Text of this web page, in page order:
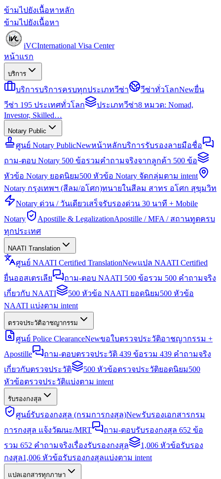
ข้ามไปยังเนื้อหาหลัก
ข้ามไปยังเนื้อหา
iVCInternational Visa Center
หน้าแรก
บริการ
บริการบริการครบทุกประเภทวีซ่า วีซ่าทั่วโลกNewยื่น
วีซ่า 195 ประเทศทั่วโลก
ประเภทวีซ่า8 หมวด: Nomad,
Investor, Skilled…
Notary Public
ศูนย์ Notary PublicNewหน้าหลักบริการรับรองลายมือชื่อ
ถาม-ตอบ Notary 500 ข้อรวมคำถามจริงจากลูกค้า 500 ข้อ
หัวข้อ Notary ยอดนิยม500 หัวข้อ Notary จัดกลุ่มตาม intent
Notary กรุงเทพฯ (สีลม/อโศก)ทนายในสีลม สาทร อโศก สุขุมวิท
Notary ด่วน / วันเดียวเสร็จรับรองด่วน 30 นาที + Mobile
Notary
Apostille & LegalizationApostille / MFA / สถานทูตครบ
ทุกประเทศ
NAATI Translation
ศูนย์ NAATI Certified TranslationNewแปล NAATI Certified
ยื่นออสเตรเลีย
ถาม-ตอบ NAATI 500 ข้อรวม 500 คำถามจริง
เกี่ยวกับ NAATI
500 หัวข้อ NAATI ยอดนิยม500 หัวข้อ
NAATI แบ่งตาม intent
ตรวจประวัติอาชญากรรม
ศูนย์ Police ClearanceNewขอใบตรวจประวัติอาชญากรรม +
Apostille
ถาม-ตอบตรวจประวัติ 439 ข้อรวม 439 คำถามจริง
เกี่ยวกับตรวจประวัติ
500 หัวข้อตรวจประวัติยอดนิยม500
หัวข้อตรวจประวัติแบ่งตาม intent
รับรองกงสุล
ศูนย์รับรองกงสุล (กรมการกงสุล)Newรับรองเอกสารกรม
การกงสุล แจ้งวัฒนะ/MRT
ถาม-ตอบรับรองกงสุล 652 ข้อ
รวม 652 คำถามจริงเรื่องรับรองกงสุล
1,006 หัวข้อรับรอง
กงสุล1,006 หัวข้อรับรองกงสุลแบ่งตาม intent
แปลเอกสารทุกภาษา